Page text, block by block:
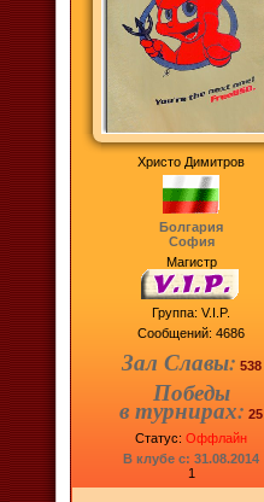
Христо Димитров
Болгария
София
Магистр
Группа: V.I.P.
Сообщений: 4686
Зал Славы: 538
Победы
в турнирах: 25
Статус: Оффлайн
В клубе с: 31.08.2014
1